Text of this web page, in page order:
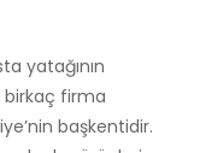
yatağının
birkaç firma
başkentidir.